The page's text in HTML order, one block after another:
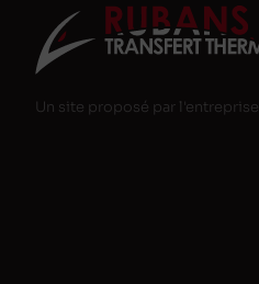
Un site proposé par l'entreprise